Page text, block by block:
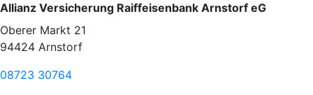
Allianz Versicherung Raiffeisenbank Arnstorf eG
Oberer Markt 21
94424 Arnstorf
08723 30764